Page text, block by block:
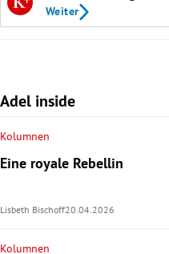
Weiter
Adel inside
Kolumnen
Eine royale Rebellin
Lisbeth Bischoff20.04.2026
Kolumnen